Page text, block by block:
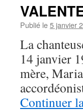
Publié le5 janvier
La
14 janvier
mère,
Continuer